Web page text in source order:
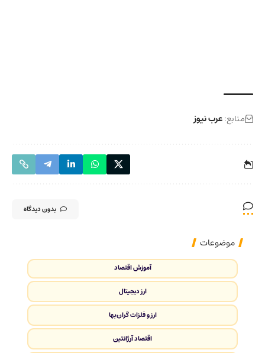
منابع:عرب نیوز
بدون دیدگاه
موضوعات
آموزش اقتصاد
ارز دیجیتال
ارز و فلزات گران‌بها
اقتصاد آرژانتین